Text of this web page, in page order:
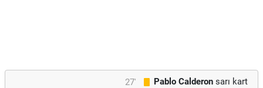
27' Pablo Calderon sarı kart